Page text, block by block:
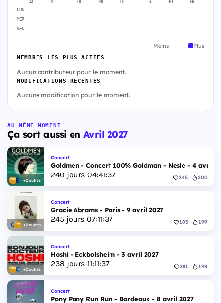
AOÛT SEPT. OCT. NOV. DÉC. JANV. FÉVR. MARS
LUN
MER
VEN
Moins Plus
MEMBRES LES PLUS ACTIFS
Aucun contributeur pour le moment.
MODIFICATIONS RÉCENTES
Aucune modification pour le moment.
AU MÊME MOMENT
Ça sort aussi en Avril 2027
+2 autres
Concert
Goldmen - Concert 100% Goldman - Nesle - 4 avril
240 jours 04:41:36 245 200
+2 autres
Concert
Gracie Abrams - Paris - 9 avril 2027
245 jours 07:11:36 103 199
+2 autres
Concert
Hoshi - Eckbolsheim - 3 avril 2027
238 jours 11:11:36 281 198
Concert
Pony Pony Run Run - Bordeaux - 8 avril 2027